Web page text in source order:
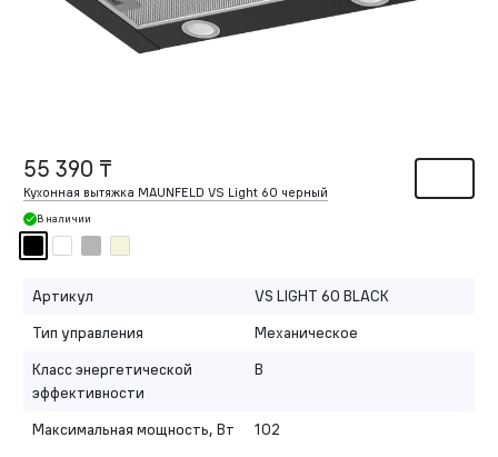
55 390 ₸
Кухонная вытяжка MAUNFELD VS Light 60 черный
В наличии
Артикул
VS LIGHT 60 BLACK
Тип управления
Механическое
Класс энергетической
эффективности
B
Максимальная мощность, Вт 102